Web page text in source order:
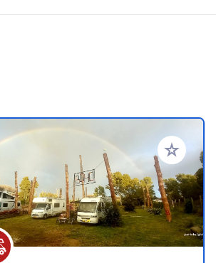
Aggiungi